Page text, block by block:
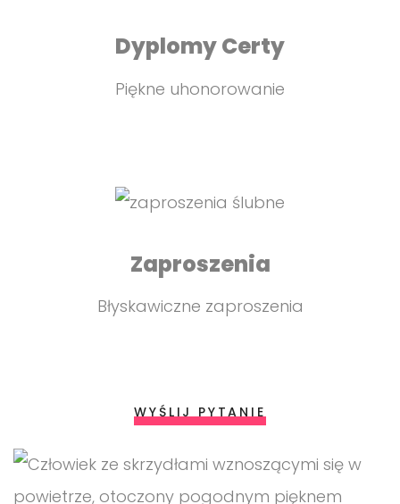
Dyplomy Certy
Piękne uhonorowanie
Zaproszenia
Błyskawiczne zaproszenia
WYŚLIJ PYTANIE